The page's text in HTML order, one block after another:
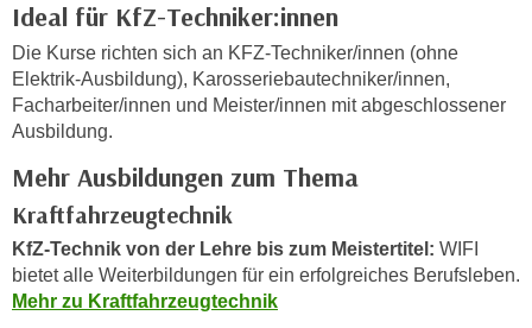
Ideal für KfZ-Techniker:innen
Die Kurse richten sich an KFZ-Techniker/innen (ohne
Elektrik-Ausbildung), Karosseriebautechniker/innen,
Facharbeiter/innen und Meister/innen mit abgeschlossener
Ausbildung.
Mehr Ausbildungen zum Thema
Kraftfahrzeugtechnik
KfZ-Technik von der Lehre bis zum Meistertitel: WIFI
bietet alle Weiterbildungen für ein erfolgreiches Berufsleben.
Mehr zu Kraftfahrzeugtechnik
F
n
k
o
n
d
e
r
a
n
i
s
c
h
n
U
n
t